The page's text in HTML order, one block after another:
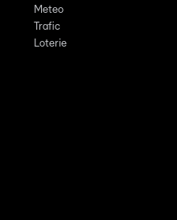
Meteo
Trafic
Loterie